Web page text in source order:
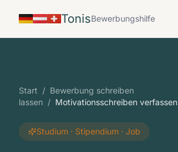
TonisBewerbungshilfe
Start / Bewerbung schreiben
lassen / Motivationsschreiben verfassen
Studium · Stipendium · Job